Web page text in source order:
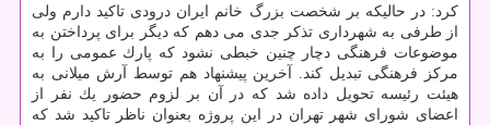
كرد: در حالیكه بر شخصت بزرگ خانم ایران درودی تاكید دارم ولی
از طرفی به شهرداری تذكر جدی می دهم كه دیگر برای پرداختن به
موضوعات فرهنگی دچار چنین خبطی نشود كه پارك عمومی را به
مركز فرهنگی تبدیل كند. آخرین پیشنهاد هم توسط آرش میلانی به
هیئت رئیسه تحویل داده شد كه در آن بر لزوم حضور یك نفر از
اعضای شورای شهر تهران در این پروژه بعنوان ناظر تاكید شد كه